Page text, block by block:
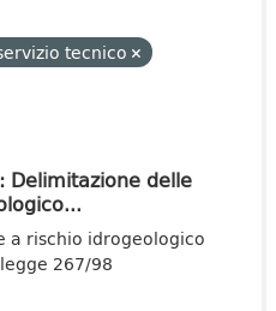
tecnico
Delimitazione delle
a rischio idrogeologico
267/98